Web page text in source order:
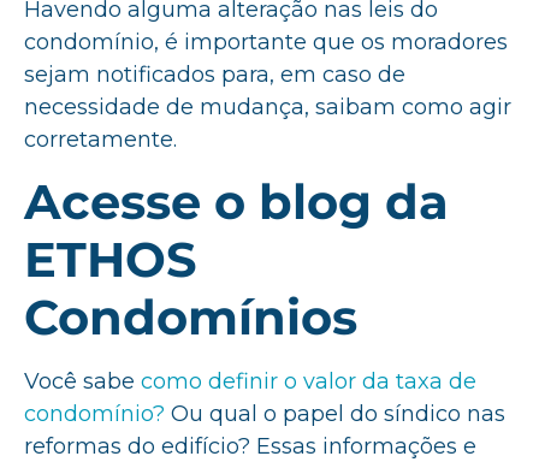
Havendo alguma alteração nas leis do
condomínio, é importante que os moradores
sejam notificados para, em caso de
necessidade de mudança, saibam como agir
corretamente.
Acesse o blog da
ETHOS
Condomínios
Você sabe como definir o valor da taxa de
condomínio? Ou qual o papel do síndico nas
reformas do edifício? Essas informações e